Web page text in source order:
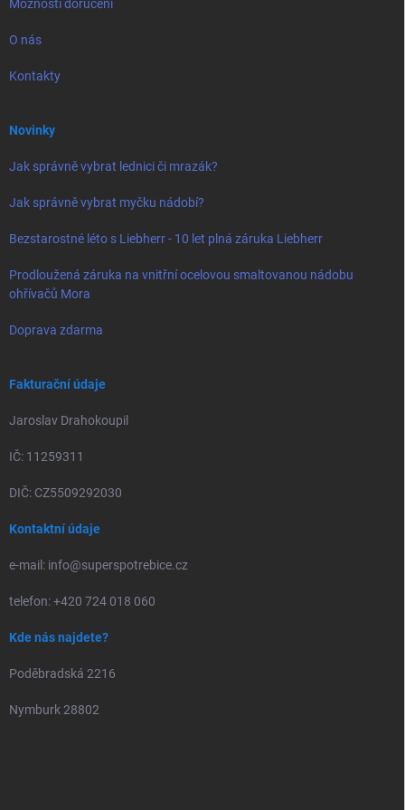
Možnosti doručení
O nás
Kontakty
Novinky
Jak správně vybrat lednici či mrazák?
Jak správně vybrat myčku nádobí?
Bezstarostné léto s Liebherr - 10 let plná záruka Liebherr
Prodloužená záruka na vnitřní ocelovou smaltovanou nádobu
ohřívačů Mora
Doprava zdarma
Fakturační údaje
Jaroslav Drahokoupil
IČ: 11259311
DIČ: CZ5509292030
Kontaktní údaje
e-mail: info@superspotrebice.cz
telefon: +420 724 018 060
Kde nás najdete?
Poděbradská 2216
Nymburk 28802